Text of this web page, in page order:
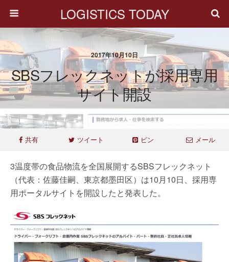
LOGISTICS TODAY
2017年10月10日
SBSフレックネットが採用専用
サイト開設
共有 ツイート ピン メール
3温度帯の食品物流を全国展開するSBSフレックネット
（代表：佐藤佳嗣、東京都墨田区）は10月10日、採用専
用ポータルサイトを開設したと発表した。